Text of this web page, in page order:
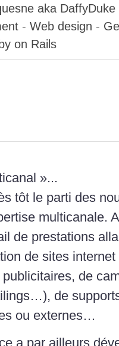
aka DaffyDuke
- Web design -
on Rails
»...
tôt le parti des
multicanale.
de prestations
de sites
de
de
ou externes…
a par ailleurs